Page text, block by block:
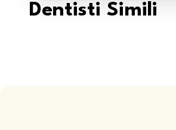
Dentisti Simili